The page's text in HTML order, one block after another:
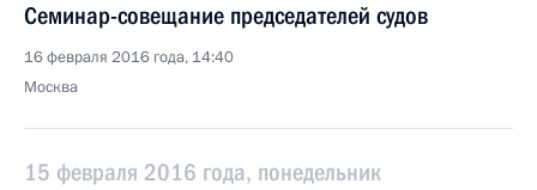
Семинар-совещание председателей судов
16 февраля 2016 года, 14:40
Москва
15 февраля 2016 года, понедельник